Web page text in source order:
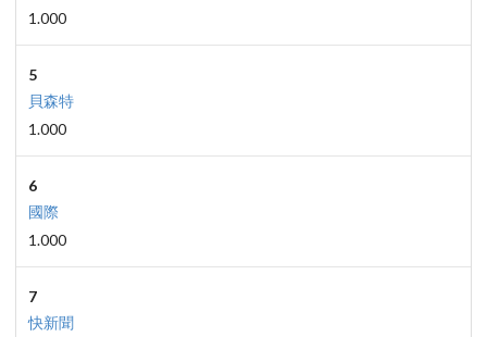
1.000
5
貝森特
1.000
6
國際
1.000
7
快新聞